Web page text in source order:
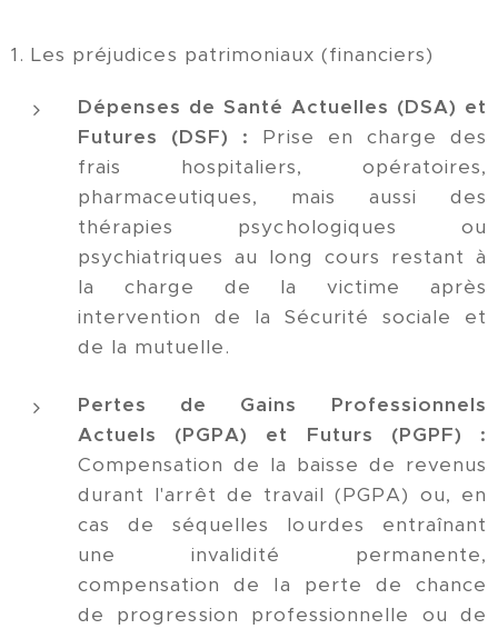
1. Les préjudices patrimoniaux (financiers)
Dépenses de Santé Actuelles (DSA) et
Futures (DSF) :
Prise en charge des
frais hospitaliers, opératoires,
pharmaceutiques, mais aussi des
thérapies psychologiques ou
psychiatriques au long cours restant à
la charge de la victime après
intervention de la Sécurité sociale et
de la mutuelle.
Pertes de Gains Professionnels
Actuels (PGPA) et Futurs (PGPF) :
Compensation de la baisse de revenus
durant l'arrêt de travail (PGPA) ou, en
cas de séquelles lourdes entraînant
une invalidité permanente,
compensation de la perte de chance
de progression professionnelle ou de